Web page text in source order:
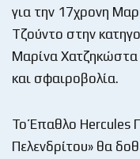
για την 17χρονη
Τζούντο στην
Μαρίνα Χατζηκώστα
και σφαιροβολία.
Το Έπαθλο Hercules
Πελενδρίτου» θα